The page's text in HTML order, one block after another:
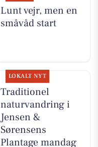
Lunt vejr, men en
småvåd start
LOKALT NYT
Traditionel
naturvandring i
Jensen &
Sørensens
Plantage mandag